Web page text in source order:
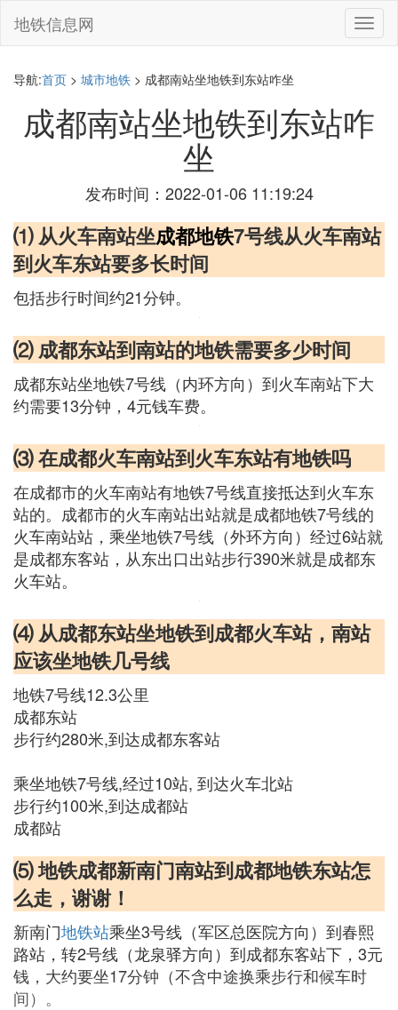
切
换
地铁信息网
导航:首页 > 城市地铁 > 成都南站坐地铁到东站咋坐
成都南站坐地铁到东站咋
坐
发布时间：2022-01-06 11:19:24
⑴ 从火车南站坐成都地铁7号线从火车南站
到火车东站要多长时间
包括步行时间约21分钟。
⑵ 成都东站到南站的地铁需要多少时间
成都东站坐地铁7号线（内环方向）到火车南站下大
约需要13分钟，4元钱车费。
⑶ 在成都火车南站到火车东站有地铁吗
在成都市的火车南站有地铁7号线直接抵达到火车东
站的。成都市的火车南站出站就是成都地铁7号线的
火车南站站，乘坐地铁7号线（外环方向）经过6站就
是成都东客站，从东出口出站步行390米就是成都东
火车站。
⑷ 从成都东站坐地铁到成都火车站，南站
应该坐地铁几号线
地铁7号线12.3公里
成都东站
步行约280米,到达成都东客站
乘坐地铁7号线,经过10站, 到达火车北站
步行约100米,到达成都站
成都站
⑸ 地铁成都新南门南站到成都地铁东站怎
么走，谢谢！
新南门地铁站乘坐3号线（军区总医院方向）到春熙
路站，转2号线（龙泉驿方向）到成都东客站下，3元
钱，大约要坐17分钟（不含中途换乘步行和候车时
间）。